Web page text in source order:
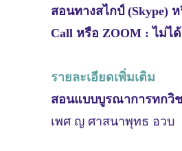
สอนทางสไกป์ (Skype)
Call หรือ ZOOM : ไม่ได้
รายละเอียดเพิ่มเติม
สอนแบบบูรณาการทกวิ
เพศ ญ ศาสนาพุทธ อวบ